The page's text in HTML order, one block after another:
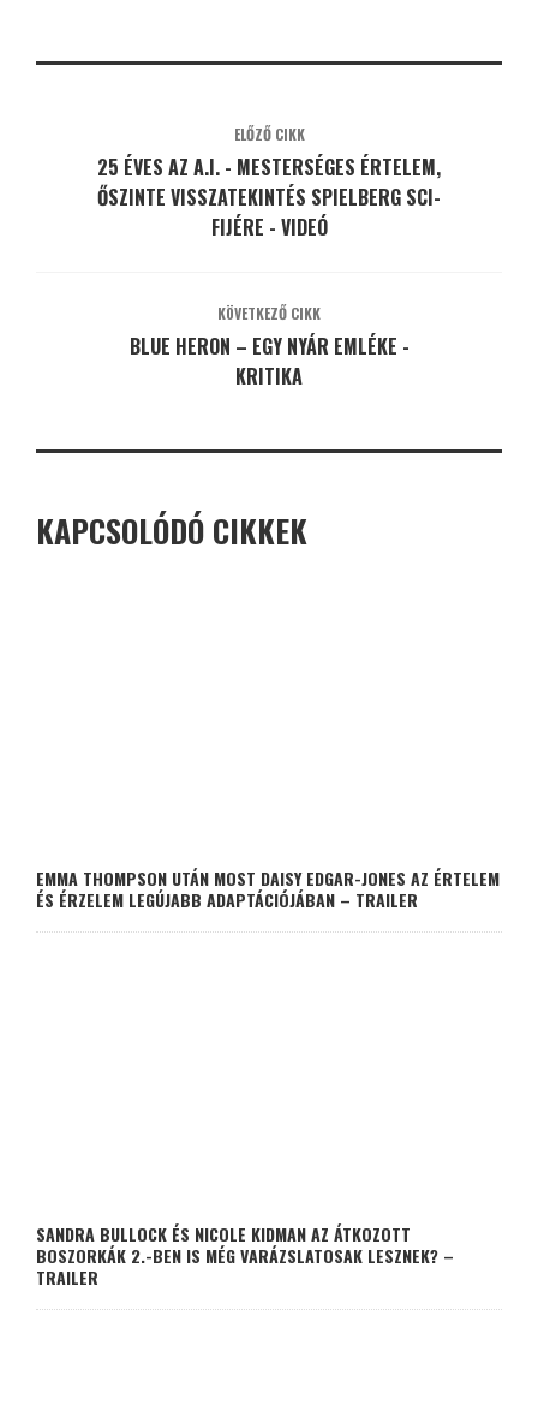
ELŐZŐ CIKK
25 ÉVES AZ A.I. - MESTERSÉGES ÉRTELEM,
ŐSZINTE VISSZATEKINTÉS SPIELBERG SCI-
FIJÉRE - VIDEÓ
KÖVETKEZŐ CIKK
BLUE HERON – EGY NYÁR EMLÉKE -
KRITIKA
KAPCSOLÓDÓ CIKKEK
EMMA THOMPSON UTÁN MOST DAISY EDGAR-JONES AZ ÉRTELEM
ÉS ÉRZELEM LEGÚJABB ADAPTÁCIÓJÁBAN – TRAILER
SANDRA BULLOCK ÉS NICOLE KIDMAN AZ ÁTKOZOTT
BOSZORKÁK 2.-BEN IS MÉG VARÁZSLATOSAK LESZNEK? –
TRAILER